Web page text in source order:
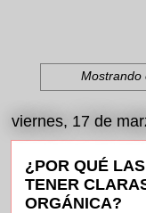
Mostrando
viernes, 17 de
¿POR QUÉ
TENER
ORGÁNICA?